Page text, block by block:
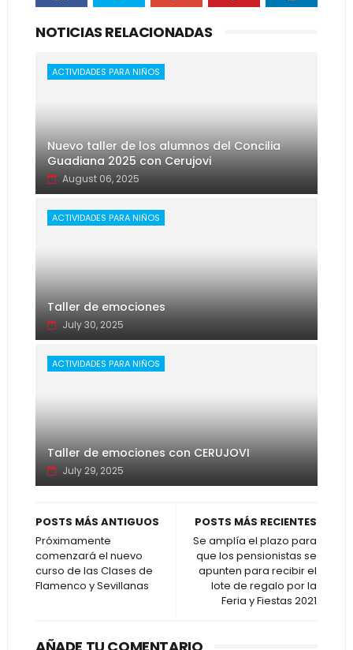
NOTICIAS RELACIONADAS
ACTIVIDADES PARA NIÑOS
Nuevo taller de los alumnos del Concilia
Guadiana 2025 con Cerujovi
August 06, 2025
ACTIVIDADES PARA NIÑOS
Taller de emociones
July 30, 2025
ACTIVIDADES PARA NIÑOS
Taller de emociones con CERUJOVI
July 29, 2025
POSTS MÁS RECIENTES
Se amplía el plazo para
que los pensionistas se
apunten para recibir el
lote de regalo por la
Feria y Fiestas 2021
POSTS MÁS ANTIGUOS
Próximamente
comenzará el nuevo
curso de las Clases de
Flamenco y Sevillanas